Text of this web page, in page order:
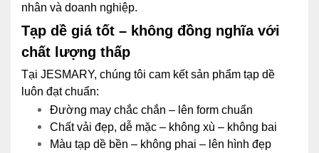
nhân và doanh nghiệp.
Tạp dề giá tốt – không đồng nghĩa với
chất lượng thấp
Tại JESMARY, chúng tôi cam kết sản phẩm tạp dề
luôn đạt chuẩn:
Đường may chắc chắn – lên form chuẩn
Chất vải đẹp, dễ mặc – không xù – không bai
Màu tạp dề bền – không phai – lên hình đẹp